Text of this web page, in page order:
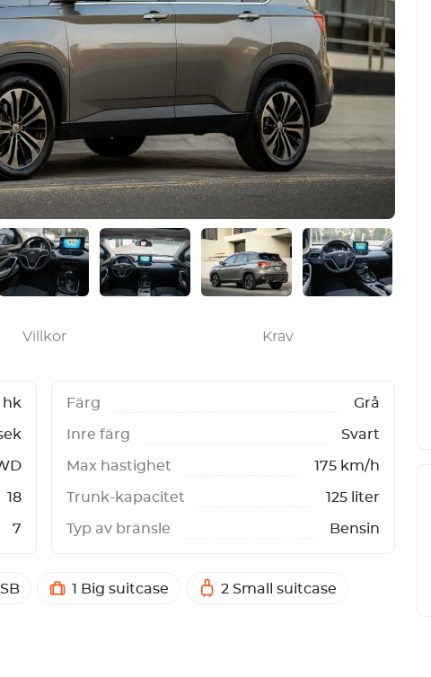
Villkor Krav
hk
18
7
Färg Grå
Inre färg Svart
Max hastighet 175 km/h
Trunk-kapacitet 125 liter
Typ av bränsle Bensin
1 Big suitcase 2 Small suitcase